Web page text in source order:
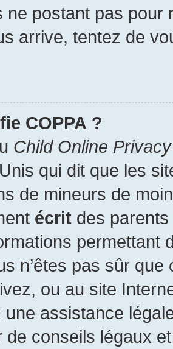
ne postant pas pour
arrive, tentez de
COPPA ?
Child Online
qui dit que les
de mineurs de
écrit des parents
permettant
n’êtes pas sûr
ou au site
assistance
de conseils légaux